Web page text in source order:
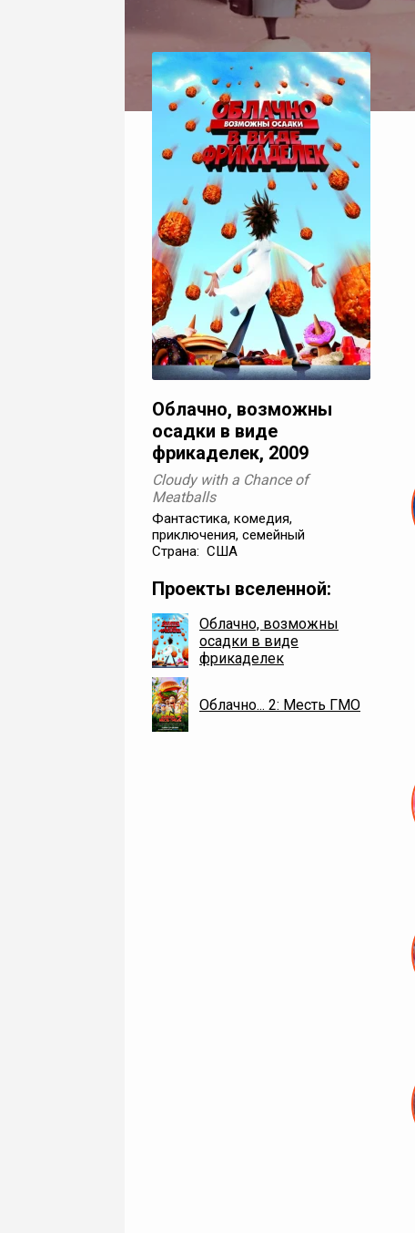
Облачно, возможны
осадки в виде
фрикаделек, 2009
Cloudy with a Chance of
Meatballs
Фантастика, комедия,
приключения, семейный
Страна: США
Проекты вселенной:
Облачно, возможны
осадки в виде
фрикаделек
Облачно... 2: Месть ГМО